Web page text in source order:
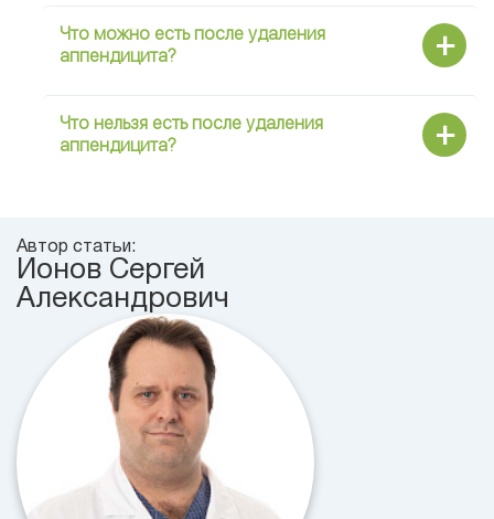
Что можно есть после удаления
аппендицита?
Что нельзя есть после удаления
аппендицита?
Автор статьи:
Ионов Сергей
Александрович